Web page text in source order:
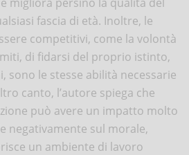
fascia di età. Inoltre, le
competitivi, come la volontà
di fidarsi del proprio istinto,
sono le stesse abilità necessarie
canto, l’autore spiega che
può avere un impatto molto
negativamente sul morale,
un ambiente di lavoro